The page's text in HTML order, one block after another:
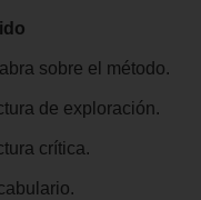
sobre el método.
de exploración.
crítica.